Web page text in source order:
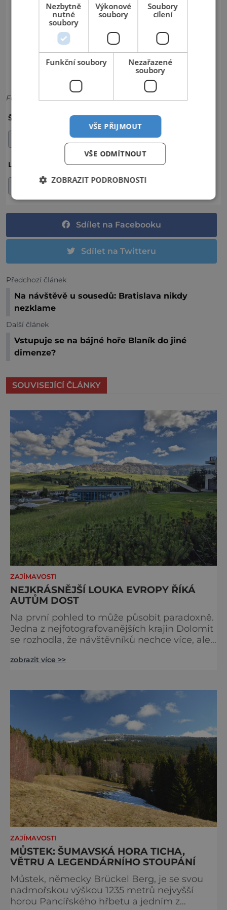
Foto: KK
ŠTÍTKY: GASTRONOMIE KARLOVY VARY
RESTAURACE
LOKALITA: KARLOVARSKÝ KRAJ
OKRES KARLOVY VARY
Sdílet na Facebooku
Sdílet na Twitteru
Předchozí článek
Na návštěvě u sousedů: Bratislava nikdy
nezklame
Další článek
Vstupuje se na bájné hoře Blaník do jiné
dimenze?
SOUVISEJÍCÍ ČLÁNKY
ZAJÍMAVOSTI
NEJKRÁSNĚJŠÍ LOUKA EVROPY ŘÍKÁ
AUTŮM DOST
Na první pohled to může působit paradoxně.
Jedna z nejfotografovanějších krajin Dolomit
se rozhodla, že návštěvníků nechce více, ale
louka v Evropě, zavádí od léta 2026 nová
přijíždějí. Nejde o boj proti turistům. Jde o
ochranu krajiny, která už nechce být obětí
vlastního úspě
zobrazit více >>
ZAJÍMAVOSTI
MŮSTEK: ŠUMAVSKÁ HORA TICHA,
VĚTRU A LEGENDÁRNÍHO STOUPÁNÍ
Můstek, německy Brückel Berg, je se svou
nadmořskou výškou 1235 metrů nejvyšší
horou Pancířského hřbetu a jedním z
Nezbytně
nutné
soubory
Výkonové
soubory
Soubory
cílení
Funkční soubory
Nezařazené
soubory
VŠE PŘIJMOUT
VŠE ODMÍTNOUT
ZOBRAZIT PODROBNOSTI